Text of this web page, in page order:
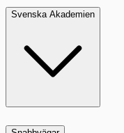
Svenska Akademien